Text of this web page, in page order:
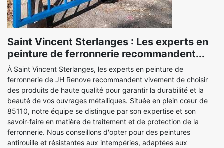
Saint Vincent Sterlanges : Les experts en
peinture de ferronnerie recommandent...
À Saint Vincent Sterlanges, les experts en peinture de
ferronnerie de JH Renove recommandent vivement de choisir
des produits de haute qualité pour garantir la durabilité et la
beauté de vos ouvrages métalliques. Située en plein cœur de
85110, notre équipe se distingue par son expertise et son
savoir-faire en matière de traitement et de protection de la
ferronnerie. Nous conseillons d'opter pour des peintures
antirouille et résistantes aux intempéries, adaptées aux